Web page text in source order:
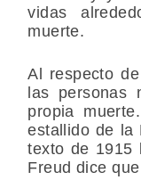
vidas
muerte.
Al respecto
las personas
propia
estallido de la
texto de 1915
Freud dice